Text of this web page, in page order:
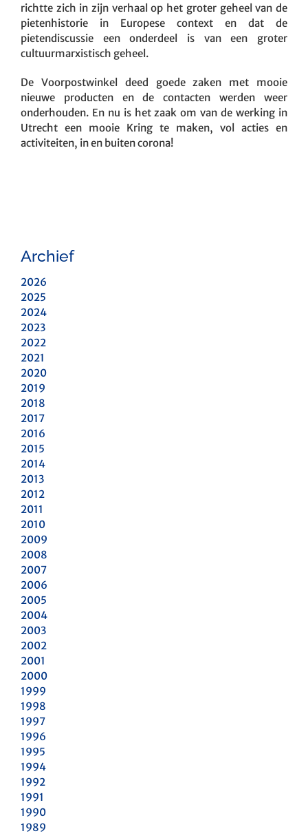
richtte zich in zijn verhaal op het groter geheel van de
pietenhistorie in Europese context en dat de
pietendiscussie een onderdeel is van een groter
cultuurmarxistisch geheel.
De Voorpostwinkel deed goede zaken met mooie
nieuwe producten en de contacten werden weer
onderhouden. En nu is het zaak om van de werking in
Utrecht een mooie Kring te maken, vol acties en
activiteiten, in en buiten corona!
Archief
2026
2025
2024
2023
2022
2021
2020
2019
2018
2017
2016
2015
2014
2013
2012
2011
2010
2009
2008
2007
2006
2005
2004
2003
2002
2001
2000
1999
1998
1997
1996
1995
1994
1992
1991
1990
1989